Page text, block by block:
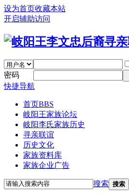
设为首页收藏本站
开启辅助访问
密码
快捷导航
首页BBS
岐阳王家族论坛
岐阳李氏家族历史
寻亲联谊
历史文化
家族资料库
家族企业广告
搜索 搜索